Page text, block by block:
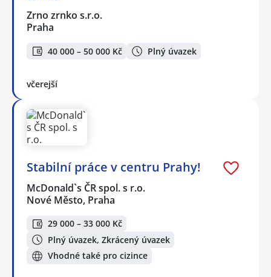
Zrno zrnko s.r.o.
Praha
40 000 – 50 000 Kč Plný úvazek
včerejší
Stabilní práce v centru Prahy!
McDonald`s ČR spol. s r.o.
Nové Město, Praha
29 000 – 33 000 Kč
Plný úvazek, Zkrácený úvazek
Vhodné také pro cizince